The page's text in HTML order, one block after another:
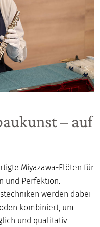
– auf
Miyazawa-Flöten für
und Perfektion.
werden dabei
kombiniert, um
und qualitativ